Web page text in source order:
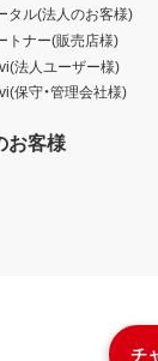
チ
タル(法人のお客様)
トナー(販売店様)
法人ユーザー様)
保守・管理会社様)
お客様